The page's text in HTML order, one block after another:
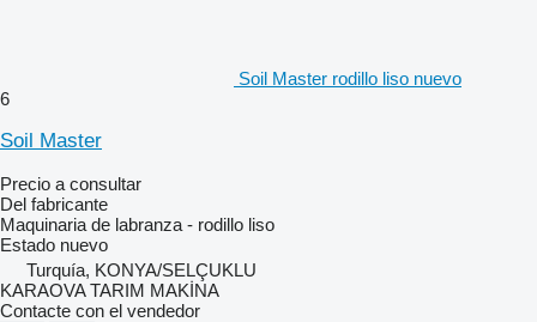
Soil Master rodillo liso nuevo
6
Soil Master
Precio a consultar
Del fabricante
Maquinaria de labranza - rodillo liso
Estado nuevo
Turquía, KONYA/SELÇUKLU
KARAOVA TARIM MAKİNA
Contacte con el vendedor